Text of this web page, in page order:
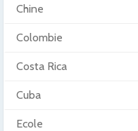
Chine
Colombie
Costa Rica
Cuba
Ecole